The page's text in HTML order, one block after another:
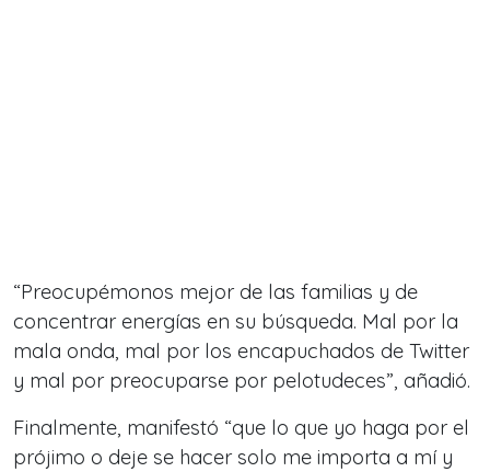
“Preocupémonos mejor de las familias y de
concentrar energías en su búsqueda. Mal por la
mala onda, mal por los encapuchados de Twitter
y mal por preocuparse por pelotudeces”, añadió.
Finalmente, manifestó “que lo que yo haga por el
prójimo o deje se hacer solo me importa a mí y